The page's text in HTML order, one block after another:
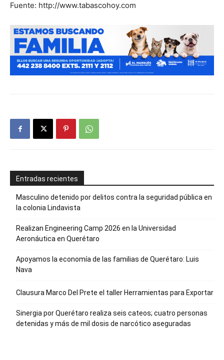
Fuente: http://www.tabascohoy.com
Entradas recientes
Masculino detenido por delitos contra la seguridad pública en
la colonia Lindavista
Realizan Engineering Camp 2026 en la Universidad
Aeronáutica en Querétaro
Apoyamos la economía de las familias de Querétaro: Luis
Nava
Clausura Marco Del Prete el taller Herramientas para Exportar
Sinergia por Querétaro realiza seis cateos; cuatro personas
detenidas y más de mil dosis de narcótico aseguradas